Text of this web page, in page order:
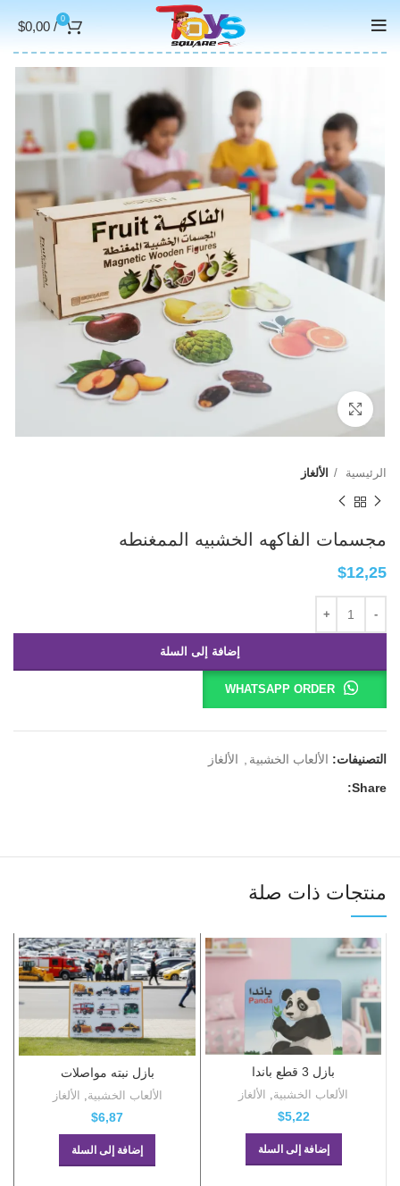
0
/
$0,00
Click to enlarge
الرئيسية الألغاز
مجسمات الفاكهه الخشبيه الممغنطه
$12,25
إضافة إلى السلة
WHATSAPP ORDER
التصنيفات: الألعاب الخشبية
الألغاز
Share:
منتجات ذات صلة
بازل 3 قطع باندا
الألعاب الخشبية الألغاز
$5,22
إضافة إلى السلة
بازل نبته مواصلات
الألعاب الخشبية الألغاز
$6,87
إضافة إلى السلة